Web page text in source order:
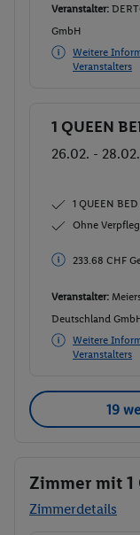
Veranstalter:
GmbH
Weitere
Veranstalters
Buchen
1 QUEEN
26.02. -
1 QUEEN BED
Ohne
251 € Gesamt
Veranstalter:
Deutschland
Weitere
Veranstalters
19
Zimmer mit
Zimmerdetails